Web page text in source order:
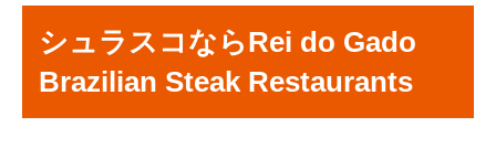
シュラスコならRei do Gado
Brazilian Steak Restaurants